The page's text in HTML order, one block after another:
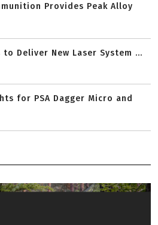
Provides Peak Alloy
to Deliver New Laser System ...
for PSA Dagger Micro and